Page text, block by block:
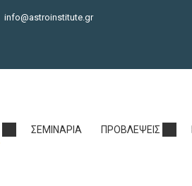
info@astroinstitute.gr
ΣΕΜΙΝΆΡΙΑ ΠΡΟΒΛΈΨΕΙΣ